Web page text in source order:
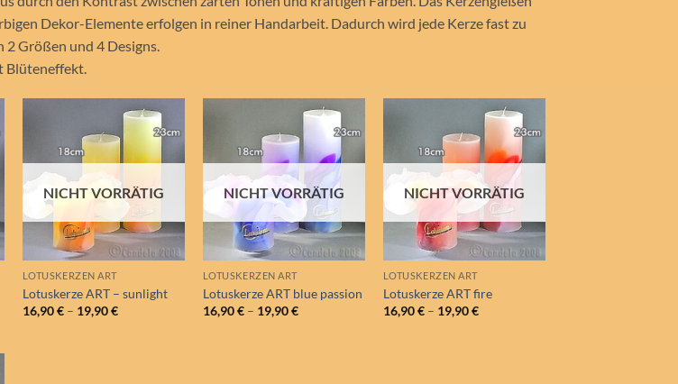
Dekor-Elemente erfolgen in reiner Handarbeit. Dadurch wird jede Kerze fast zu
Größen und 4 Designs.
Blüteneffekt.
Auf die
Wunschliste
NICHT VORRÄTIG
LOTUSKERZEN ART
Lotuskerze ART – sunlight
16,90€– 19,90€
Auf die
Wunschliste
NICHT VORRÄTIG
LOTUSKERZEN ART
Lotuskerze ART blue passion
16,90€– 19,90€
Auf die
Wunschliste
NICHT VORRÄTIG
LOTUSKERZEN ART
Lotuskerze ART fire
16,90€– 19,90€